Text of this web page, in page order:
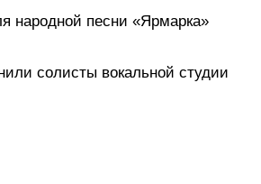
народной песни «Ярмарка»
солисты вокальной студии